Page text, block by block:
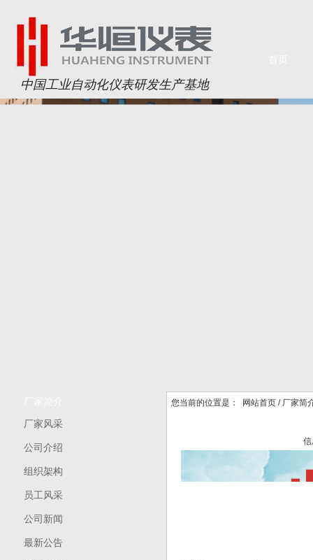
中国工业自动化仪表研发生产基地
厂家风采
公司介绍
组织架构
员工风采
公司新闻
最新公告
您当前的位置是： 网站首页 / 厂家简